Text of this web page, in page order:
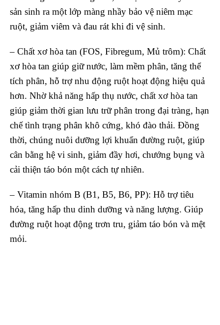
sản sinh ra một lớp màng nhầy bảo vệ niêm mạc
ruột, giảm viêm và đau rát khi đi vệ sinh.
– Chất xơ hòa tan (FOS, Fibregum, Mủ trôm): Chất
xơ hòa tan giúp giữ nước, làm mềm phân, tăng thể
tích phân, hỗ trợ nhu động ruột hoạt động hiệu quả
hơn. Nhờ khả năng hấp thụ nước, chất xơ hòa tan
giúp giảm thời gian lưu trữ phân trong đại tràng, hạn
chế tình trạng phân khô cứng, khó đào thải. Đồng
thời, chúng nuôi dưỡng lợi khuẩn đường ruột, giúp
cân bằng hệ vi sinh, giảm đầy hơi, chướng bụng và
cải thiện táo bón một cách tự nhiên.
– Vitamin nhóm B (B1, B5, B6, PP): Hỗ trợ tiêu
hóa, tăng hấp thu dinh dưỡng và năng lượng. Giúp
đường ruột hoạt động trơn tru, giảm táo bón và mệt
mỏi.